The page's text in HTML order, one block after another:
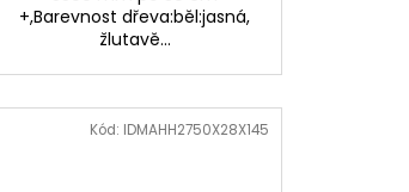
+,Barevnost dřeva:běl:jasná,
žlutavě...
Kód: IDMAHH2750X28X145